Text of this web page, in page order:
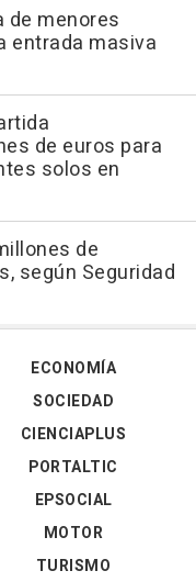
de menores
entrada masiva
de euros para
solos en
de
según Seguridad
ECONOMÍA
SOCIEDAD
CIENCIAPLUS
PORTALTIC
EPSOCIAL
MOTOR
TURISMO